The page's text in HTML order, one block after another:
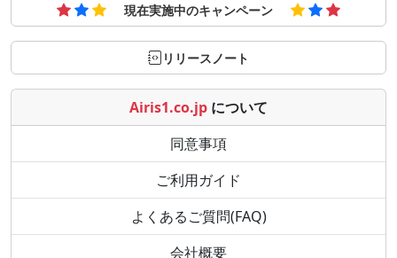
現在実施中のキャンペーン
リリースノート
Airis1.co.jp について
同意事項
ご利用ガイド
よくあるご質問(FAQ)
会社概要